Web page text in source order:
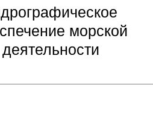
морской
деятельности